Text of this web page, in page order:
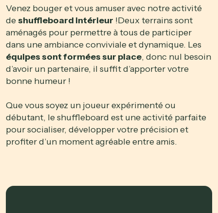
Venez bouger et vous amuser avec notre activité
deshuffleboard intérieur !Deux terrains sont
aménagés pour permettre à tous de participer
dans une ambiance conviviale et dynamique. Les
équipes sont formées sur place, donc nul besoin
d’avoir un partenaire, il suffit d’apporter votre
bonne humeur !
Que vous soyez un joueur expérimenté ou
débutant, le shuffleboard est une activité parfaite
pour socialiser, développer votre précision et
profiter d’un moment agréable entre amis.